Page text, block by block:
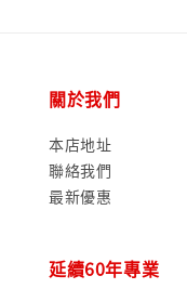
關於我們
本店地址
聯絡我們
最新優惠
延續60年專業